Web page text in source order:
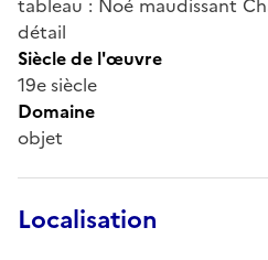
détail
Siècle de l'œuvre
19e siècle
Domaine
objet
Localisation